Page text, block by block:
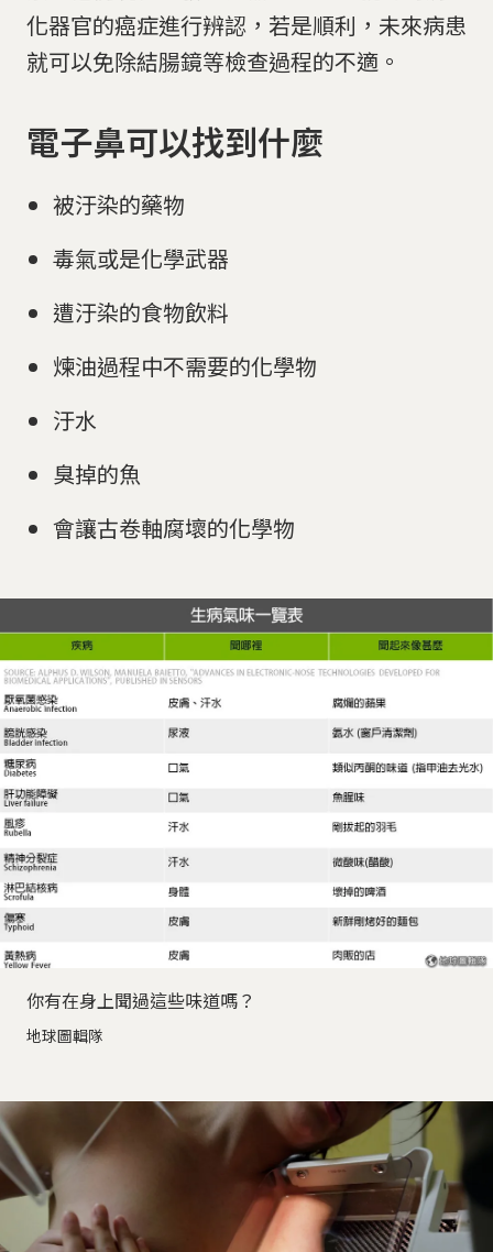
化器官的癌症進行辨認，若是順利，未來病患
就可以免除結腸鏡等檢查過程的不適。
電子鼻可以找到什麼
被汙染的藥物
毒氣或是化學武器
遭汙染的食物飲料
煉油過程中不需要的化學物
汙水
臭掉的魚
會讓古卷軸腐壞的化學物
你有在身上聞過這些味道嗎？
地球圖輯隊